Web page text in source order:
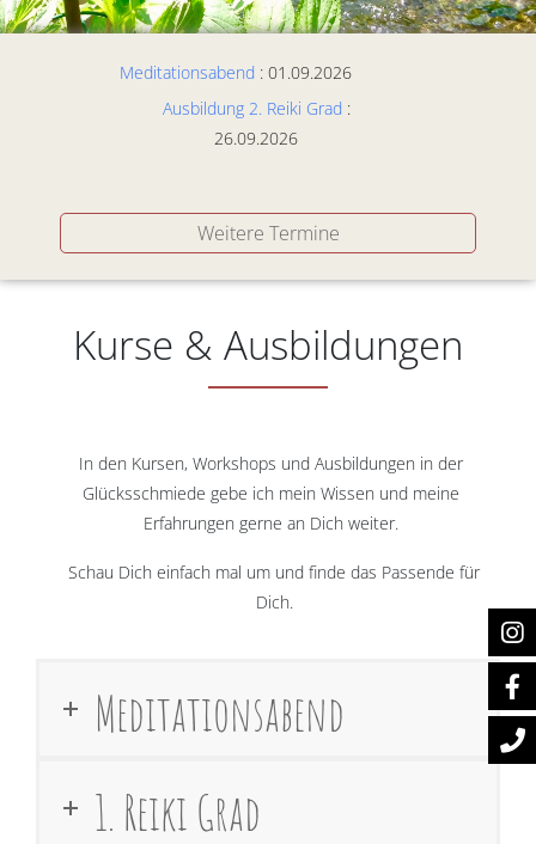
Meditationsabend : 01.09.2026
Ausbildung 2. Reiki Grad :
26.09.2026
Weitere Termine
Kurse & Ausbildungen
In den Kursen, Workshops und Ausbildungen in der
Glücksschmiede gebe ich mein Wissen und meine
Erfahrungen gerne an Dich weiter.
Schau Dich einfach mal um und finde das Passende für
Dich.
Meditationsabend
1. Reiki Grad